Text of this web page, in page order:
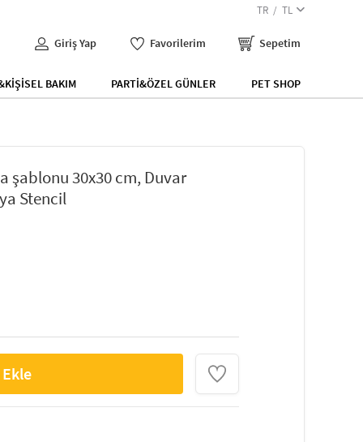
TR TL
Giriş Yap Favorilerim Sepetim
BAKIM PARTİ&ÖZEL GÜNLER PET SHOP
şablonu 30x30 cm, Duvar
Stencil